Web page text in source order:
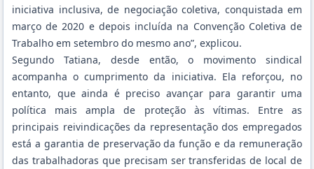
iniciativa inclusiva, de negociação coletiva, conquistada em
março de 2020 e depois incluída na Convenção Coletiva de
Trabalho em setembro do mesmo ano”, explicou.
Segundo Tatiana, desde então, o movimento sindical
acompanha o cumprimento da iniciativa. Ela reforçou, no
entanto, que ainda é preciso avançar para garantir uma
política mais ampla de proteção às vítimas. Entre as
principais reivindicações da representação dos empregados
está a garantia de preservação da função e da remuneração
das trabalhadoras que precisam ser transferidas de local de